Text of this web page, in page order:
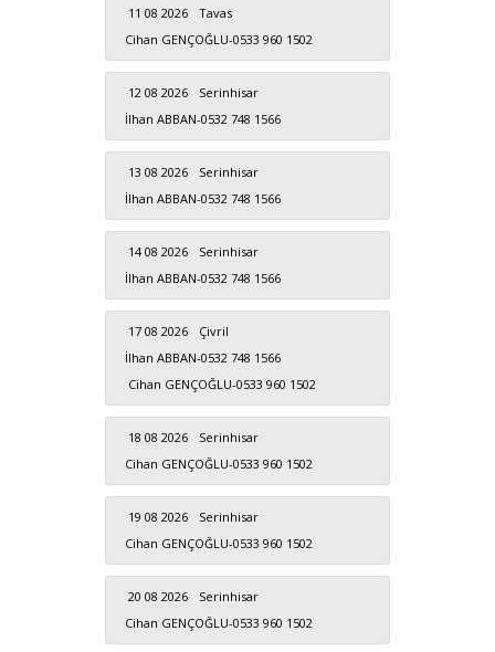
11 08 2026
Tavas
Cihan GENÇOĞLU-0533 960 1502
12 08 2026
Serinhisar
İlhan ABBAN-0532 748 1566
13 08 2026
Serinhisar
İlhan ABBAN-0532 748 1566
14 08 2026
Serinhisar
İlhan ABBAN-0532 748 1566
17 08 2026
Çivril
İlhan ABBAN-0532 748 1566
Cihan GENÇOĞLU-0533 960 1502
18 08 2026
Serinhisar
Cihan GENÇOĞLU-0533 960 1502
19 08 2026
Serinhisar
Cihan GENÇOĞLU-0533 960 1502
20 08 2026
Serinhisar
Cihan GENÇOĞLU-0533 960 1502